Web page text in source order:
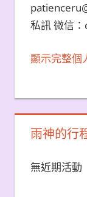
私訊 微信
顯示完整個
雨神的行
無近期活動